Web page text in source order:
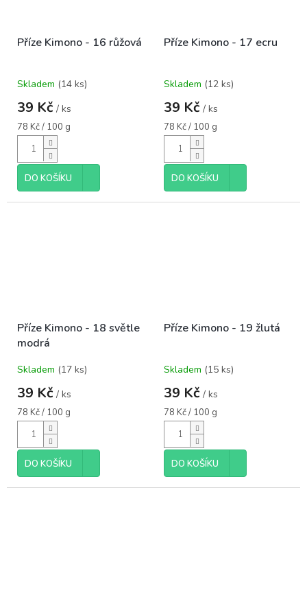
Příze Kimono - 16 růžová
Skladem (14 ks)
39 Kč / ks
Měrná
cena:
78 Kč / 100 g
DO KOŠÍKU
Příze Kimono - 17 ecru
Skladem (12 ks)
39 Kč / ks
Měrná
cena:
78 Kč / 100 g
DO KOŠÍKU
Příze Kimono - 18 světle
modrá
Skladem (17 ks)
39 Kč / ks
Měrná
cena:
78 Kč / 100 g
DO KOŠÍKU
Příze Kimono - 19 žlutá
Skladem (15 ks)
39 Kč / ks
Měrná
cena:
78 Kč / 100 g
DO KOŠÍKU